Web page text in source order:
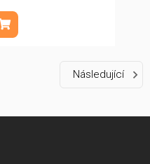
ks
Přidat do košíku
Následující